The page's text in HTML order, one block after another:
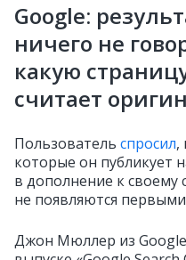
Google:
ничего не
какую
считает
Пользователь спросил,
которые он публикует
в дополнение к своему
не появляются
Джон Мюллер из